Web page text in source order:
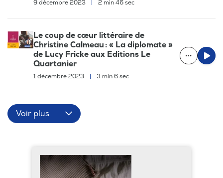
9 décembre 2023 | 2 min 46 sec
Le coup de cœur littéraire de
Christine Calmeau : « La diplomate »
de Lucy Fricke aux Editions Le
Quartanier
1 décembre 2023 | 3 min 6 sec
Voir plus